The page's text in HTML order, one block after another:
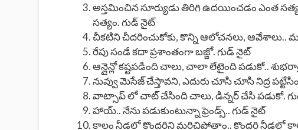
అస్తమించిన సూర్యుడు తిరిగి ఉదయించడం ఎంత
సత్యం. గుడ్ నైట్
చీకటిని చీదరించుకోకు, కొన్ని ఆలోచనలు,
రేపు సండే కదా ప్రశాంతంగా బజ్జో. గుడ్ నైట్
ఆన్లైన్లో కష్టపడింది చాలు, చాలా లేటైంది పడుకో..
నువ్వు మెసేజ్ చేస్తావని, ఎదురు చూసి చూసి నిద్ర
వాట్సాప్ లో చాట్ చేసింది చాలు, డిన్నర్ చేసి పడుకో.
హాయ్.. నేను పడుకుంటున్నా ఫ్రెండ్స్.. గుడ్ నైట్
కాలం నీడలో కొందరిని మరిచిపోతాం.. కొందరి నీడలో